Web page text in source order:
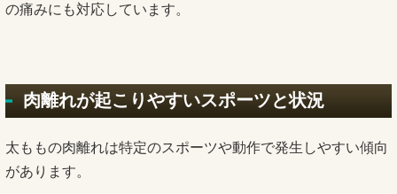
の痛みにも対応しています。
肉離れが起こりやすいスポーツと状況
太ももの肉離れは特定のスポーツや動作で発生しやすい傾向
があります。